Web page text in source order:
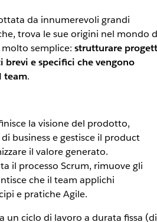
da innumerevoli grandi
trova le sue origini nel mondo
semplice: strutturare
e specifici che vengono
team.
la visione del prodotto,
business e gestisce il product
il valore generato.
il processo Scrum, rimuove gli
che il team applichi
e pratiche Agile.
un ciclo di lavoro a durata fissa (di